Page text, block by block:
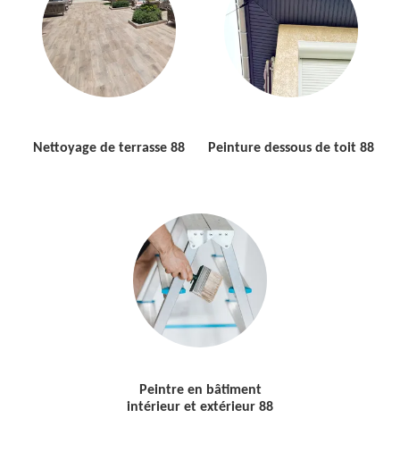
Nettoyage de terrasse 88 Peinture dessous de toit 88
Peintre en bâtiment
intérieur et extérieur 88